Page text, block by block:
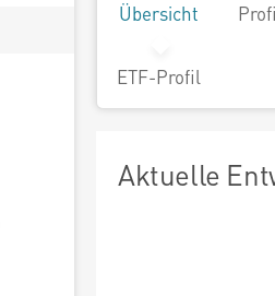
Übersicht
ETF-Profil
Aktuelle